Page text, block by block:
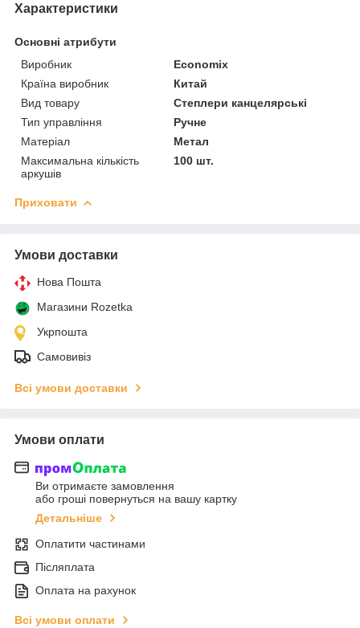
Характеристики
Основні атрибути
Виробник
Economix
Країна виробник
Китай
Вид товару
Степлери канцелярські
Тип управління
Ручне
Матеріал
Метал
Максимальна кількість
аркушів
100 шт.
Приховати
Умови доставки
Нова Пошта
Магазини Rozetka
Укрпошта
Самовивіз
Всі умови доставки
Умови оплати
Ви отримаєте замовлення
або гроші повернуться на вашу картку
Детальніше
Оплатити частинами
Післяплата
Оплата на рахунок
Всі умови оплати